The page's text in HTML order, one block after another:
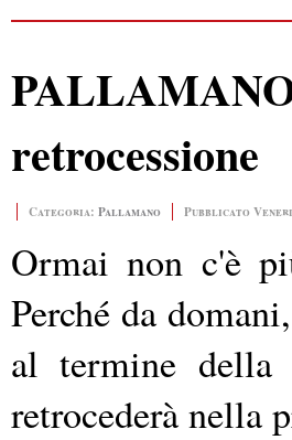
retrocessione
Categoria: Pallamano Pubblicato
Ormai non c'è
Perché da
al termine della
retrocederà nella